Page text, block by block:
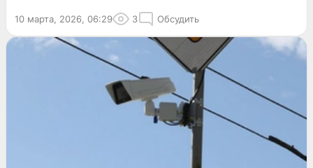
10 марта, 2026, 06:29 3 Обсудить